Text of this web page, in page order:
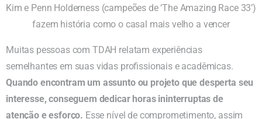
Kim e Penn Holderness (campeões de ‘The Amazing Race 33’)
fazem história como o casal mais velho a vencer
Muitas pessoas com TDAH relatam experiências
semelhantes em suas vidas profissionais e acadêmicas.
Quando encontram um assunto ou projeto que desperta seu
interesse, conseguem dedicar horas ininterruptas de
atenção e esforço. Esse nível de comprometimento, assim